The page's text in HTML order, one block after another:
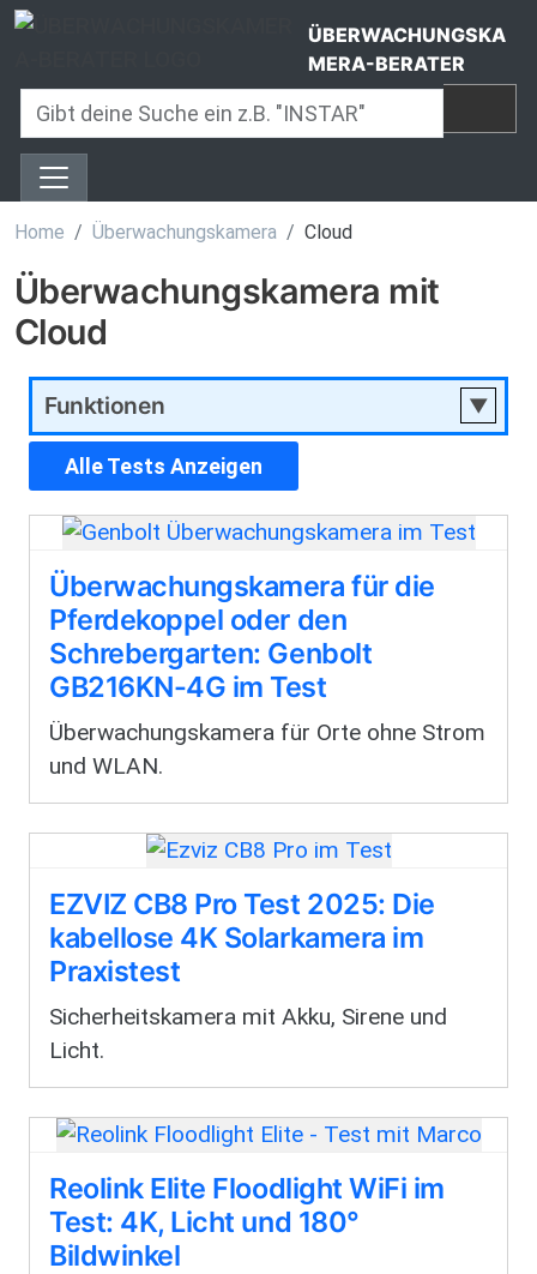
Direkt zum Inhalt
ÜBERWACHUNGSKA
MERA-BERATER
Home Überwachungskamera Cloud
Überwachungskamera mit
Cloud
Funktionen
Alle Tests Anzeigen
Überwachungskamera für die
Pferdekoppel oder den
Schrebergarten: Genbolt
GB216KN-4G im Test
Überwachungskamera für Orte ohne Strom
und WLAN.
EZVIZ CB8 Pro Test 2025: Die
kabellose 4K Solarkamera im
Praxistest
Sicherheitskamera mit Akku, Sirene und
Licht.
Reolink Elite Floodlight WiFi im
Test: 4K, Licht und 180°
Bildwinkel